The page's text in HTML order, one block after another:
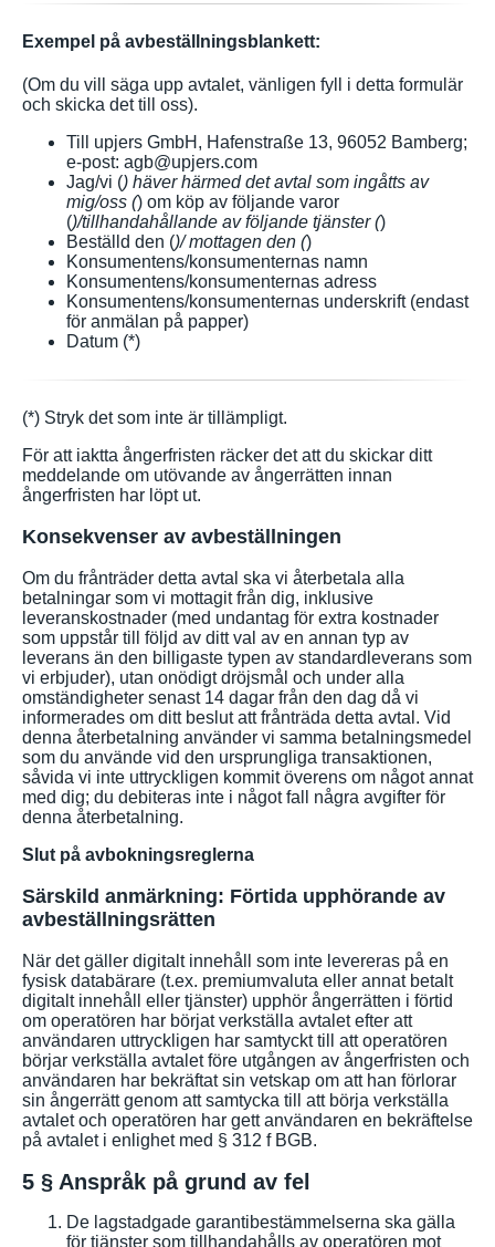
Exempel på avbeställningsblankett:
(Om du vill säga upp avtalet, vänligen fyll i detta formulär
och skicka det till oss).
Till upjers GmbH, Hafenstraße 13, 96052 Bamberg;
e-post: agb@upjers.com
Jag/vi () häver härmed det avtal som ingåtts av
mig/oss () om köp av följande varor
()/tillhandahållande av följande tjänster ()
Beställd den ()/ mottagen den ()
Konsumentens/konsumenternas namn
Konsumentens/konsumenternas adress
Konsumentens/konsumenternas underskrift (endast
för anmälan på papper)
Datum (*)
(*) Stryk det som inte är tillämpligt.
För att iaktta ångerfristen räcker det att du skickar ditt
meddelande om utövande av ångerrätten innan
ångerfristen har löpt ut.
Konsekvenser av avbeställningen
Om du frånträder detta avtal ska vi återbetala alla
betalningar som vi mottagit från dig, inklusive
leveranskostnader (med undantag för extra kostnader
som uppstår till följd av ditt val av en annan typ av
leverans än den billigaste typen av standardleverans som
vi erbjuder), utan onödigt dröjsmål och under alla
omständigheter senast 14 dagar från den dag då vi
informerades om ditt beslut att frånträda detta avtal. Vid
denna återbetalning använder vi samma betalningsmedel
som du använde vid den ursprungliga transaktionen,
såvida vi inte uttryckligen kommit överens om något annat
med dig; du debiteras inte i något fall några avgifter för
denna återbetalning.
Slut på avbokningsreglerna
Särskild anmärkning: Förtida upphörande av
avbeställningsrätten
När det gäller digitalt innehåll som inte levereras på en
fysisk databärare (t.ex. premiumvaluta eller annat betalt
digitalt innehåll eller tjänster) upphör ångerrätten i förtid
om operatören har börjat verkställa avtalet efter att
användaren uttryckligen har samtyckt till att operatören
börjar verkställa avtalet före utgången av ångerfristen och
användaren har bekräftat sin vetskap om att han förlorar
sin ångerrätt genom att samtycka till att börja verkställa
avtalet och operatören har gett användaren en bekräftelse
på avtalet i enlighet med § 312 f BGB.
5 § Anspråk på grund av fel
De lagstadgade garantibestämmelserna ska gälla
för tjänster som tillhandahålls av operatören mot